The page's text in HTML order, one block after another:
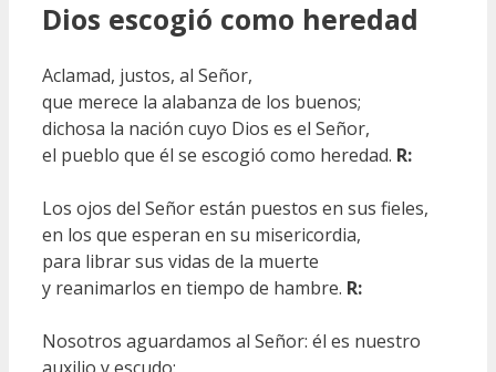
Dios escogió como heredad
Aclamad, justos, al Señor,
que merece la alabanza de los buenos;
dichosa la nación cuyo Dios es el Señor,
el pueblo que él se escogió como heredad. R:
Los ojos del Señor están puestos en sus fieles,
en los que esperan en su misericordia,
para librar sus vidas de la muerte
y reanimarlos en tiempo de hambre. R:
Nosotros aguardamos al Señor: él es nuestro